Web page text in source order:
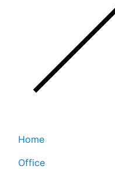
Home
Office